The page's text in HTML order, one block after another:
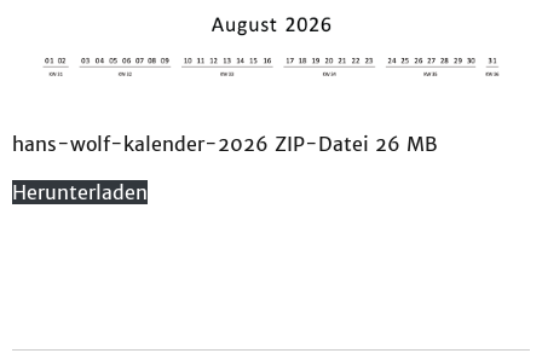
hans-wolf-kalender-2026 ZIP-Datei 26 MB
Herunterladen